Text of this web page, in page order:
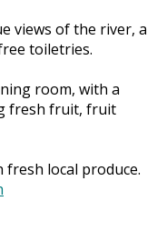
views of the river, a
toiletries.
room, with a
fresh fruit, fruit
fresh local produce.